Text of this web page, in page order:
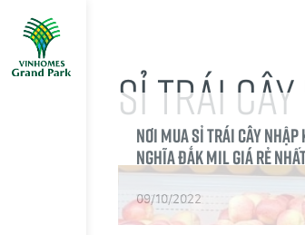
SỈ TRÁI
Nơi mua sỉ trái cây nhập
Nghĩa Đắk Mil giá rẻ
09/10/2022